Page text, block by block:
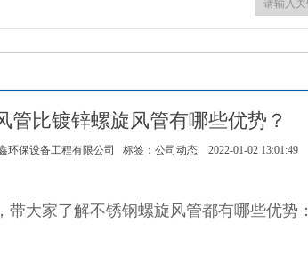
管比镀锌螺旋风管有哪些优势？
环保设备工程有限公司 标签：公司动态 2022-01-02 13:01:49
，带大家了解不锈钢螺旋风管都有哪些优势：